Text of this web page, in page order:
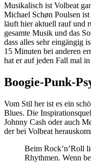
Musikalisch ist Volbeat
Michael Schøn Poulsen
läuft hier aktuell rauf und
gesamte Musik und das
dass alles sehr eingängig
15 Minuten bei anderen
hat er auf jeden Fall mal
Boogie-Punk-
Vom Stil her ist es ein
Blues. Die
Johnny Cash oder auch
der bei Volbeat
Beim Rock’n’Roll
Rhythmen. Wenn